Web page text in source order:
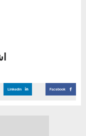
Facebook
Linkedin